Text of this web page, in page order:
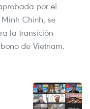
por el
Chinh, se
la transición
de Vietnam.